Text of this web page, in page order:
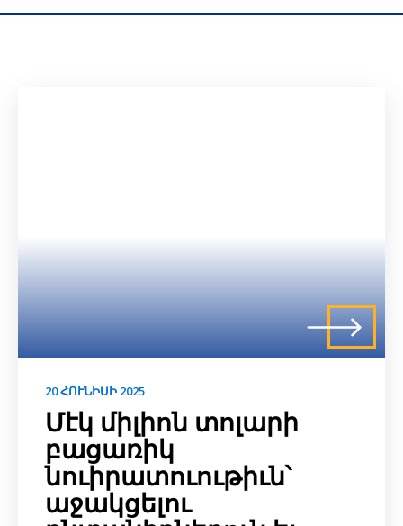
20 ՀՈՒՆԻՍԻ 2025
Մէկ միլիոն տոլարի
բացառիկ
նուիրատուութիւն՝
աջակցելու